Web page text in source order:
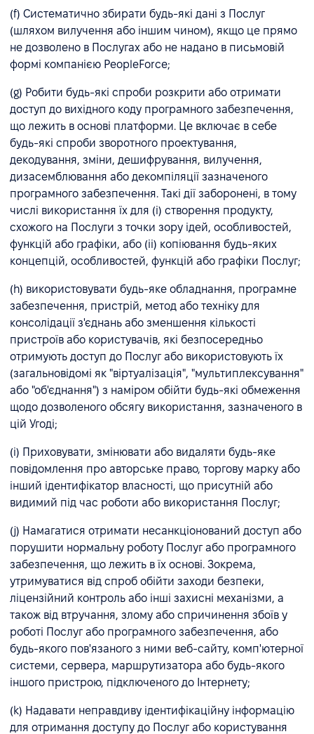
(f) Систематично збирати будь-які дані з Послуг
(шляхом вилучення або іншим чином), якщо це прямо
не дозволено в Послугах або не надано в письмовій
формі компанією PeopleForce;
(g) Робити будь-які спроби розкрити або отримати
доступ до вихідного коду програмного забезпечення,
що лежить в основі платформи. Це включає в себе
будь-які спроби зворотного проектування,
декодування, зміни, дешифрування, вилучення,
дизасемблювання або декомпіляції зазначеного
програмного забезпечення. Такі дії заборонені, в тому
числі використання їх для (i) створення продукту,
схожого на Послуги з точки зору ідей, особливостей,
функцій або графіки, або (ii) копіювання будь-яких
концепцій, особливостей, функцій або графіки Послуг;
(h) використовувати будь-яке обладнання, програмне
забезпечення, пристрій, метод або техніку для
консолідації з'єднань або зменшення кількості
пристроїв або користувачів, які безпосередньо
отримують доступ до Послуг або використовують їх
(загальновідомі як "віртуалізація", "мультиплексування"
або "об'єднання") з наміром обійти будь-які обмеження
щодо дозволеного обсягу використання, зазначеного в
цій Угоді;
(i) Приховувати, змінювати або видаляти будь-яке
повідомлення про авторське право, торгову марку або
інший ідентифікатор власності, що присутній або
видимий під час роботи або використання Послуг;
(j) Намагатися отримати несанкціонований доступ або
порушити нормальну роботу Послуг або програмного
забезпечення, що лежить в їх основі. Зокрема,
утримуватися від спроб обійти заходи безпеки,
ліцензійний контроль або інші захисні механізми, а
також від втручання, злому або спричинення збоїв у
роботі Послуг або програмного забезпечення, або
будь-якого пов'язаного з ними веб-сайту, комп'ютерної
системи, сервера, маршрутизатора або будь-якого
іншого пристрою, підключеного до Інтернету;
(k) Надавати неправдиву ідентифікаційну інформацію
для отримання доступу до Послуг або користування